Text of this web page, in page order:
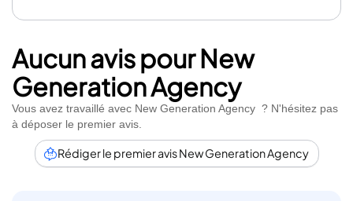
MOBILE SOCIAL DIGITAL STORE MEDIA DATA
BRAND CONTENT
Aucun avis pour New
Generation Agency
Vous avez travaillé avec New Generation Agency ? N'hésitez pas
à déposer le premier avis.
Rédiger le premier avis New Generation Agency